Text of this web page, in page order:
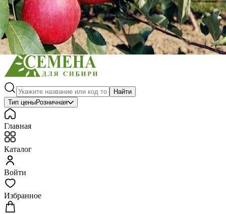
Консервирование
Средства защиты, удобрения, добавки, химия
Обустройство сада, декор
Найти
Тип ценыРозничная
Главная
Каталог
Войти
Избранное